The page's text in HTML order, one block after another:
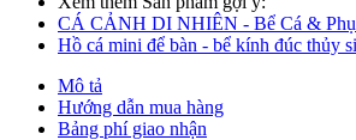
CÁ CẢNH DI NHIÊN - Bể Cá &
Hồ cá mini để bàn - bể kính đúc thủy
Mô tả
Hướng dẫn mua hàng
Bảng phí giao nhận